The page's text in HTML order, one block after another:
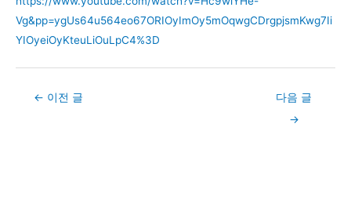
Vg&pp=ygUs64u564eo67ORIOyImOy5mOqwgCDrgpjsmKwg7Ii
YIOyeiOyKteuLiOuLpC4%3D
Post← 이전 글
다음 글
→